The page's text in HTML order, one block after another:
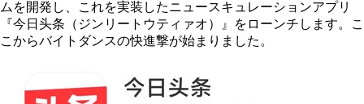
ムを開発し、これを実装したニュースキュレーションアプリ
『今日 头条（ジンリートウティァオ）』をローンチします。こ
こからバイトダンスの快進撃が始まりました。